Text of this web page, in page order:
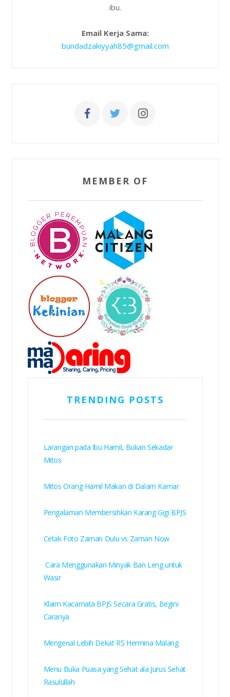
ibu.
Email Kerja Sama:
bundadzakiyyah85@gmail.com
MEMBER OF
TRENDING POSTS
Larangan pada Ibu Hamil, Bukan Sekadar
Mitos
Mitos Orang Hamil Makan di Dalam Kamar
Pengalaman Membersihkan Karang Gigi BPJS
Cetak Foto Zaman Dulu vs Zaman Now
Cara Menggunakan Minyak Ban Leng untuk
Wasir
Klaim Kacamata BPJS Secara Gratis, Begini
Caranya
Mengenal Lebih Dekat RS Hermina Malang
Menu Buka Puasa yang Sehat ala Jurus Sehat
Rasulullah